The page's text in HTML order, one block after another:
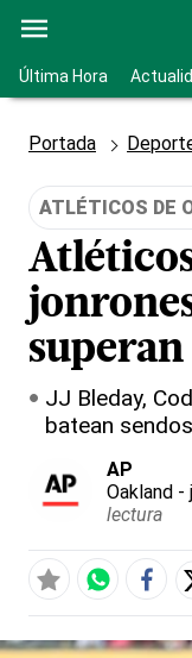
Última Hora
Portada
ATLÉTICOS DE
superan
JJ Bleday,
batean
AP
Oakland -
lectura